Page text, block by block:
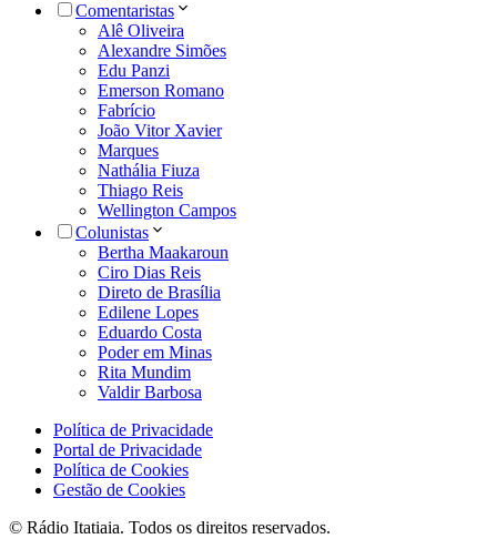
Comentaristas
Alê Oliveira
Alexandre Simões
Edu Panzi
Emerson Romano
Fabrício
João Vitor Xavier
Marques
Nathália Fiuza
Thiago Reis
Wellington Campos
Colunistas
Bertha Maakaroun
Ciro Dias Reis
Direto de Brasília
Edilene Lopes
Eduardo Costa
Poder em Minas
Rita Mundim
Valdir Barbosa
Política de Privacidade
Portal de Privacidade
Política de Cookies
Gestão de Cookies
© Rádio Itatiaia. Todos os direitos reservados.